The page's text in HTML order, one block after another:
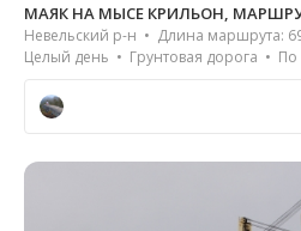
МАЯК НА МЫСЕ КРИЛЬОН,
Невельский р-н • Длина маршрута:
Целый день • Грунтовая дорога • По